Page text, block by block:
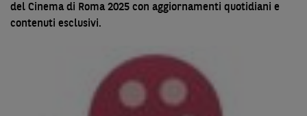
del Cinema di Roma 2025 con aggiornamenti quotidiani e
contenuti esclusivi.